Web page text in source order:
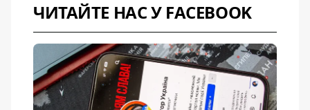
ЧИТАЙТЕ НАС У FACEBOOK